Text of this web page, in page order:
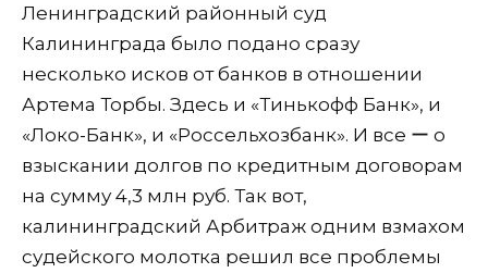
Ленинградский районный суд
Калининграда было подано сразу
несколько исков от банков в отношении
Артема Торбы. Здесь и «Тинькофф Банк», и
«Локо-Банк», и «Россельхозбанк». И все ー о
взыскании долгов по кредитным договорам
на сумму 4,3 млн руб. Так вот,
калининградский Арбитраж одним взмахом
судейского молотка решил все проблемы